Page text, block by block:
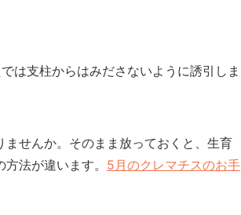
は支柱からはみださないように誘引しま
せんか。そのまま放っておくと、生育
法が違います。 5月のクレマチスのお手